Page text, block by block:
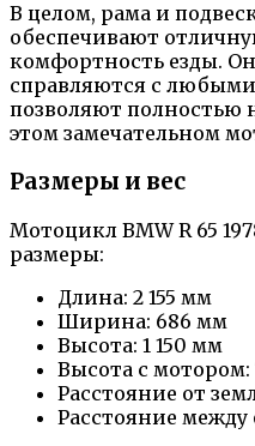
В целом, рама и
обеспечивают
комфортность езды.
справляются с
позволяют полностью
этом замечательном
Размеры и вес
Мотоцикл BMW R 65
размеры:
Длина: 2 155 мм
Ширина: 686 мм
Высота: 1 150 мм
Высота с
Расстояние от
Расстояние между